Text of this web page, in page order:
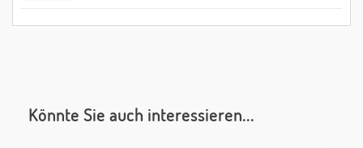
Könnte Sie auch interessieren...